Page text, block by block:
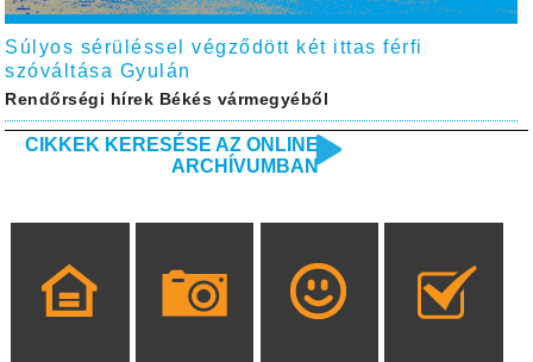
Súlyos sérüléssel végződött két ittas férfi
szóváltása Gyulán
Rendőrségi hírek Békés vármegyéből
CIKKEK KERESÉSE AZ ONLINE
ARCHÍVUMBAN